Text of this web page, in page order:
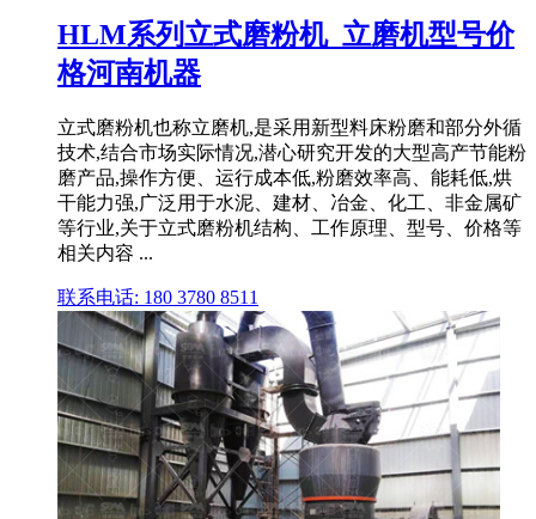
HLM系列立式磨粉机_立磨机型号价
格河南机器
立式磨粉机也称立磨机,是采用新型料床粉磨和部分外循
技术,结合市场实际情况,潜心研究开发的大型高产节能粉
磨产品,操作方便、运行成本低,粉磨效率高、能耗低,烘
干能力强,广泛用于水泥、建材、冶金、化工、非金属矿
等行业,关于立式磨粉机结构、工作原理、型号、价格等
相关内容 ...
联系电话: 180 3780 8511